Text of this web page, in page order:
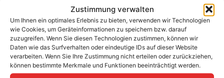
Zustimmung verwalten
Um Ihnen ein optimales Erlebnis zu bieten, verwenden wir Technologien
wie Cookies, um Geräteinformationen zu speichern bzw. darauf
zuzugreifen. Wenn Sie diesen Technologien zustimmen, können wir
Daten wie das Surfverhalten oder eindeutige IDs auf dieser Website
verarbeiten. Wenn Sie Ihre Zustimmung nicht erteilen oder zurückziehen,
können bestimmte Merkmale und Funktionen beeinträchtigt werden.
+49 (0) 89-200-736-16
info@teutschtech.com
WhatsApp